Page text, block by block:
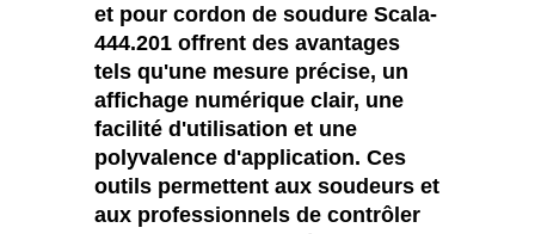
et pour cordon de soudure Scala-
444.201 offrent des avantages
tels qu'une mesure précise, un
affichage numérique clair, une
facilité d'utilisation et une
polyvalence d'application. Ces
outils permettent aux soudeurs et
aux professionnels de contrôler